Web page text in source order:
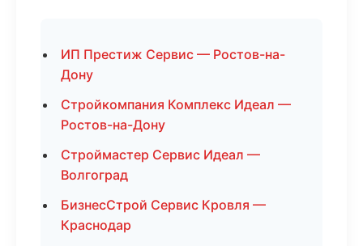
ИП Престиж Сервис — Ростов-на-
Дону
Стройкомпания Комплекс Идеал —
Ростов-на-Дону
Строймастер Сервис Идеал —
Волгоград
БизнесСтрой Сервис Кровля —
Краснодар